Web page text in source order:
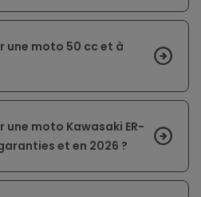
une moto 50 cc et à
une moto Kawasaki ER-
et en 2026 ?